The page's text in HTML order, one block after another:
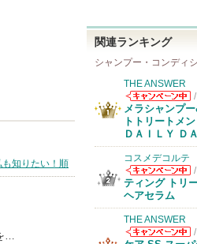
も知りたい！順
…
関連ランキング
シャンプー・コンディ
THE ANSWER
THE ANSWER
からのお知らせ
があります
/
メラシャンプ
トトリートメ
ＤＡＩＬＹ Ｄ
コスメデコルテ
コスメデコルテ
からのお知らせ
/
ティング トリ
ヘアセラム
THE ANSWER
/